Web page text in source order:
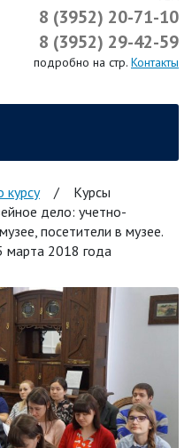
8 (3952) 20-71-10
8 (3952) 29-42-59
подробно на стр. Контакты
сайту
курсу /
Курсы
дело: учетно-
посетители в музее.
марта 2018 года